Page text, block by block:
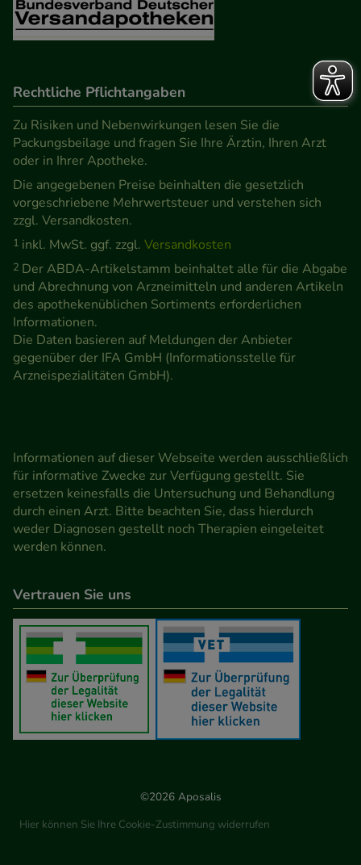
Rechtliche Pflichtangaben
Zu Risiken und Nebenwirkungen lesen Sie die
Packungsbeilage und fragen Sie Ihre Ärztin, Ihren Arzt
oder in Ihrer Apotheke.
Die angegebenen Preise beinhalten die gesetzlich
vorgeschriebene Mehrwertsteuer und verstehen sich
zzgl. Versandkosten.
1 inkl. MwSt. ggf. zzgl. Versandkosten
2 Der ABDA-Artikelstamm beinhaltet alle für die Abgabe
und Abrechnung von Arzneimitteln und anderen Artikeln
des apothekenüblichen Sortiments erforderlichen
Informationen.
Die Daten basieren auf Meldungen der Anbieter
gegenüber der IFA GmbH (Informationsstelle für
Arzneispezialitäten GmbH).
Informationen auf dieser Webseite werden ausschließlich
für informative Zwecke zur Verfügung gestellt. Sie
ersetzen keinesfalls die Untersuchung und Behandlung
durch einen Arzt. Bitte beachten Sie, dass hierdurch
weder Diagnosen gestellt noch Therapien eingeleitet
werden können.
Vertrauen Sie uns
©2026 Aposalis
Hier können Sie Ihre Cookie-Zustimmung widerrufen